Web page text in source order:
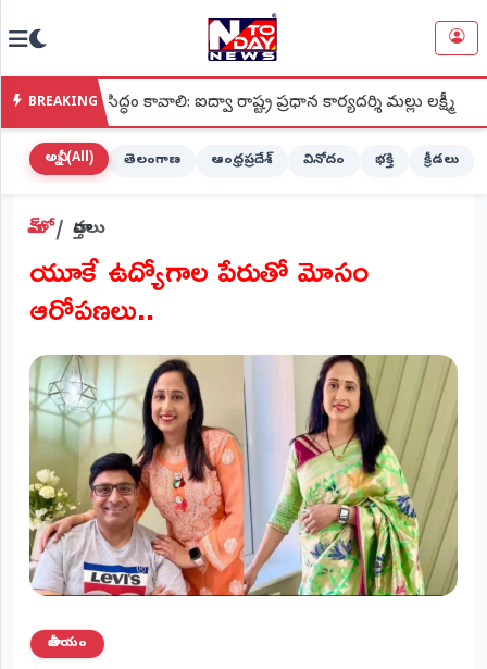
హోమ్
(Home)
STREAMING
లైవ్
టీవీ
(Live
లైవ్
రేడియో
(Live
Radio)
ప్రాంతీయ
వార్తలు
(STATE)
తెలంగాణ
ఆంధ్రప్రదేశ్
BREAKING
కావాలి: ఐద్వా రాష్ట్ర ప్రధాన కార్యదర్శి మల్లు లక్ష్మీ ● శ్రీ
అన్నీ (All) తెలంగాణ ఆంధ్రప్రదేశ్ వినోదం భక్తి క్రీడలు
హోమ్ వార్తలు
యూకే ఉద్యోగాల పేరుతో మోసం
ఆరోపణలు..
జాతీయం